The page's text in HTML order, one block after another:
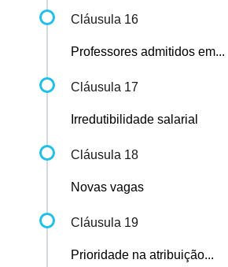
Cláusula 16
Professores admitidos em...
Cláusula 17
Irredutibilidade salarial
Cláusula 18
Novas vagas
Cláusula 19
Prioridade na atribuição...